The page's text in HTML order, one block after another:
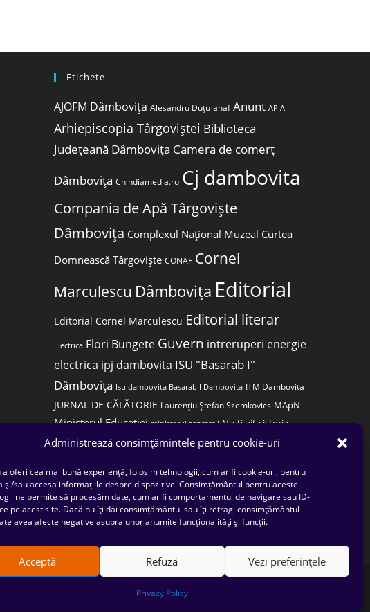
Administrează consimțămintele pentru cookie-uri
a oferi cea mai bună experiență, folosim tehnologii, cum ar fi cookie-uri, pentru
și/sau accesa informațiile despre dispozitive. Consimțământul pentru aceste
ne permite să procesăm date, cum ar fi comportamentul de navigare sau ID-
pe acest site. Dacă nu îți dai consimțământul sau îți retragi consimțământul
avea afecte negative asupra unor anumite funcționalități și funcții.
Acceptă Refuză Vezi preferințele
Privacy Policy
Etichete
AJOFM Dâmbovița Alesandru Duțu anaf Anunt APIA
Arhiepiscopia Târgoviștei Biblioteca
Județeană Dâmbovița Camera de comerț
Dâmbovița Chindiamedia.ro Cj dambovita
Compania de Apă Târgoviște
Dâmbovița Complexul Național Muzeal Curtea
Domnească Târgoviște CONAF Cornel
Marculescu Dâmbovița Editorial
Editorial Cornel Marculescu Editorial literar
Electrica Flori Bungete Guvern intreruperi energie
electrica ipj dambovita ISU "Basarab I"
Dâmbovița Isu dambovita Basarab I Dambovita ITM Dambovita
JURNAL DE CĂLĂTORIE Laurențiu Ștefan Szemkovics MApN
Ministerul Educației ministerul sanatatii Nu-ți uita istoria
Oana Filip Prefectura dambovita Primaria Dragodana
primăria Târgoviște PSD Dambovita psiholog Serial
Situatia Covid 19 DambovitaSituație
Covid-19
Universitatea Valahia
recompilarea, decompilarea, distribuirea, publicarea, afisarea,
de exploatare a continutului site-ului .